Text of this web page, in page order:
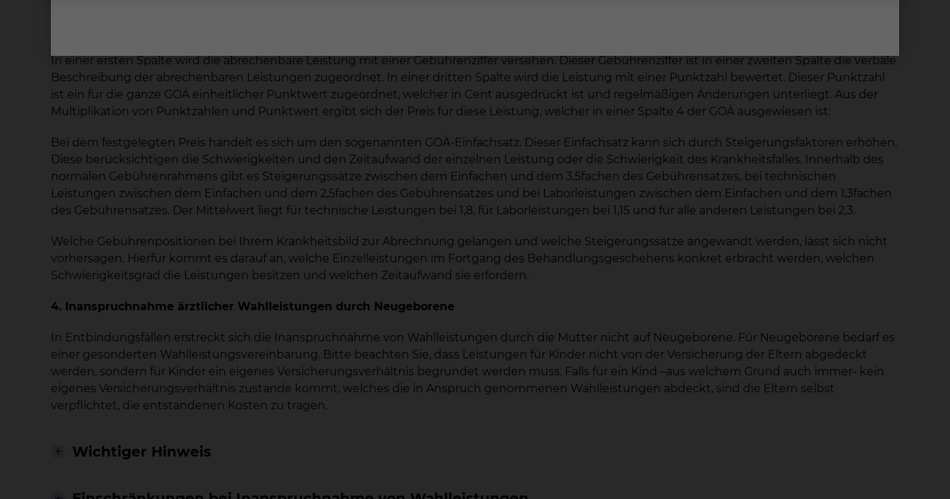
In einer ersten Spalte wird die abrechenbare Leistung mit einer Gebührenziffer versehen. Dieser Gebührenziffer ist in einer zweiten Spalte die verbale
Beschreibung der abrechenbaren Leistungen zugeordnet. In einer dritten Spalte wird die Leistung mit einer Punktzahl bewertet. Dieser Punktzahl
ist ein für die ganze GOÄ einheitlicher Punktwert zugeordnet, welcher in Cent ausgedrückt ist und regelmäßigen Änderungen unterliegt. Aus der
Multiplikation von Punktzahlen und Punktwert ergibt sich der Preis für diese Leistung, welcher in einer Spalte 4 der GOÄ ausgewiesen ist:
Bei dem festgelegten Preis handelt es sich um den sogenannten GOÄ-Einfachsatz. Dieser Einfachsatz kann sich durch Steigerungsfaktoren erhöhen.
Diese berücksichtigen die Schwierigkeiten und den Zeitaufwand der einzelnen Leistung oder die Schwierigkeit des Krankheitsfalles. Innerhalb des
normalen Gebührenrahmens gibt es Steigerungssätze zwischen dem Einfachen und dem 3,5fachen des Gebührensatzes, bei technischen
Leistungen zwischen dem Einfachen und dem 2,5fachen des Gebührensatzes und bei Laborleistungen zwischen dem Einfachen und dem 1,3fachen
des Gebührensatzes. Der Mittelwert liegt für technische Leistungen bei 1,8, für Laborleistungen bei 1,15 und für alle anderen Leistungen bei 2,3.
Welche Gebührenpositionen bei Ihrem Krankheitsbild zur Abrechnung gelangen und welche Steigerungssätze angewandt werden, lässt sich nicht
vorhersagen. Hierfür kommt es darauf an, welche Einzelleistungen im Fortgang des Behandlungsgeschehens konkret erbracht werden, welchen
Schwierigkeitsgrad die Leistungen besitzen und welchen Zeitaufwand sie erfordern.
4. Inanspruchnahme ärztlicher Wahlleistungen durch Neugeborene
In Entbindungsfällen erstreckt sich die Inanspruchnahme von Wahlleistungen durch die Mutter nicht auf Neugeborene. Für Neugeborene bedarf es
einer gesonderten Wahlleistungsvereinbarung. Bitte beachten Sie, dass Leistungen für Kinder nicht von der Versicherung der Eltern abgedeckt
werden, sondern für Kinder ein eigenes Versicherungsverhältnis begründet werden muss. Falls für ein Kind –aus welchem Grund auch immer- kein
eigenes Versicherungsverhältnis zustande kommt, welches die in Anspruch genommenen Wahlleistungen abdeckt, sind die Eltern selbst
verpflichtet, die entstandenen Kosten zu tragen.
Wichtiger Hinweis